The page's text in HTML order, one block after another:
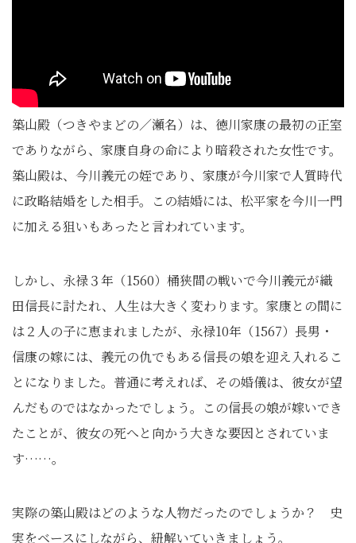
築山殿（つきやまどの／瀬名）は、徳川家康の最初の正室
でありながら、家康自身の命により暗殺された女性です。
築山殿は、今川義元の姪であり、家康が今川家で人質時代
に政略結婚をした相手。この結婚には、松平家を今川一門
に加える狙いもあったと言われています。
しかし、永禄３年（1560）桶狭間の戦いで今川義元が織
田信長に討たれ、人生は大きく変わります。家康との間に
は２人の子に恵まれましたが、永禄10年（1567）長男・
信康の嫁には、義元の仇でもある信長の娘を迎え入れるこ
とになりました。普通に考えれば、その婚儀は、彼女が望
んだものではなかったでしょう。この信長の娘が嫁いでき
たことが、彼女の死へと向かう大きな要因とされていま
す……。
実際の築山殿はどのような人物だったのでしょうか？ 史
実をベースにしながら、紐解いていきましょう。